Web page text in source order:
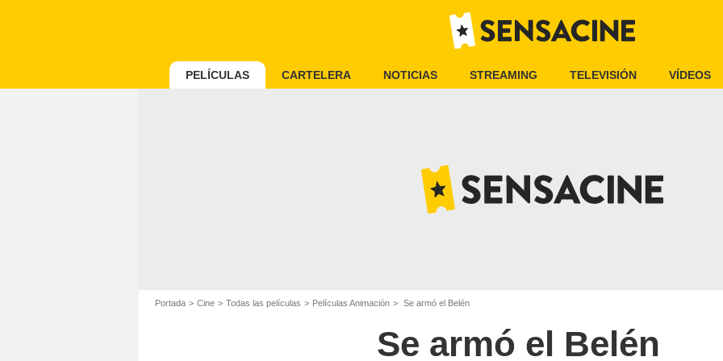
PELÍCULAS CARTELERA NOTICIAS STREAMING TELEVISIÓN VÍDEOS
Portada Cine Todas las películas Películas Animación Se armó el Belén
Se armó el Belén